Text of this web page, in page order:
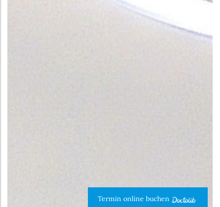
Termin online buchen